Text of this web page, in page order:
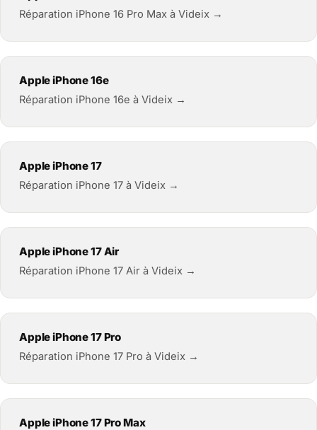
Réparation iPhone 16 Pro Max à Videix →
Apple iPhone 16e
Réparation iPhone 16e à Videix →
Apple iPhone 17
Réparation iPhone 17 à Videix →
Apple iPhone 17 Air
Réparation iPhone 17 Air à Videix →
Apple iPhone 17 Pro
Réparation iPhone 17 Pro à Videix →
Apple iPhone 17 Pro Max